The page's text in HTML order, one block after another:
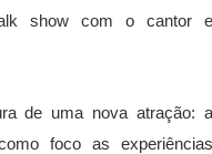
show com o cantor e
de uma nova atração: a
foco as experiências